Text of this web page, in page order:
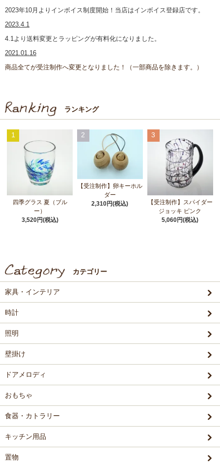
2023年10月よりインボイス制度開始！当店はインボイス登録店です。
2023.4.1
4.1より送料変更とラッピングが有料化になりました。
2021.01.16
商品全てが受注制作へ変更となりました！（一部商品を除きます。）
ランキング
1
四季グラス 夏（ブル
ー）
3,520円(税込)
2
【受注制作】卵キーホル
ダー
2,310円(税込)
3
【受注制作】スパイダー
ジョッキ ピンク
5,060円(税込)
カテゴリー
家具・インテリア
時計
照明
壁掛け
ドアメロディ
おもちゃ
食器・カトラリー
キッチン用品
置物